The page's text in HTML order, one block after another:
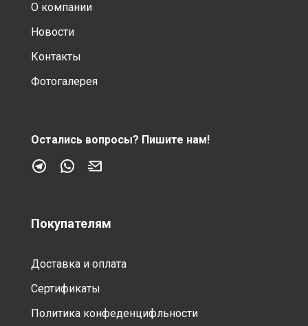
О компании
Новости
Контакты
Фотогалерея
Остались вопросы? Пишите нам!
Покупателям
Доставка и оплата
Сертификаты
Политика конфеденцифльности